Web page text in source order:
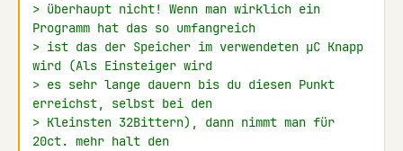
> überhaupt nicht! Wenn man wirklich ein
Programm hat das so umfangreich
> ist das der Speicher im verwendeten µC Knapp
wird (Als Einsteiger wird
> es sehr lange dauern bis du diesen Punkt
erreichst, selbst bei den
> Kleinsten 32Bittern), dann nimmt man für
20ct. mehr halt den